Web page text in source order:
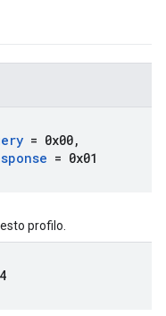
= 0x00,
= 0x01
profilo.